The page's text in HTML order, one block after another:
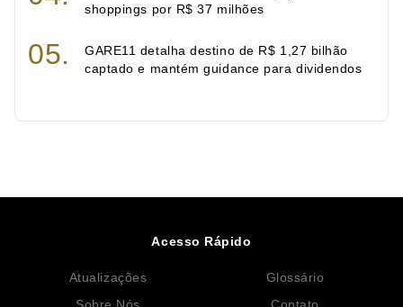
shoppings por R$ 37 milhões
GARE11 detalha destino de R$ 1,27 bilhão
captado e mantém guidance para dividendos
Acesso Rápido
Atualizações
Glossário